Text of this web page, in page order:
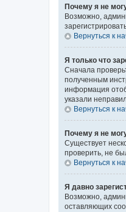
Почему я не
Возможно,
Вернуться к
Я только что
Сначала
полученным
информация
указали
Вернуться к
Почему я не
Существует
проверить, не
Вернуться к
Я давно
Возможно,
оставляющих